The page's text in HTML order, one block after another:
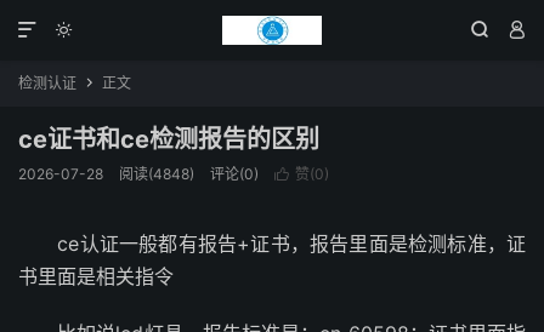
  

检测认证  正文
ce证书和ce检测报告的区别
2026-07-28 阅读(4848) 评论(0)  赞(0)
ce认证一般都有报告+证书，报告里面是检测标准，证
书里面是相关指令